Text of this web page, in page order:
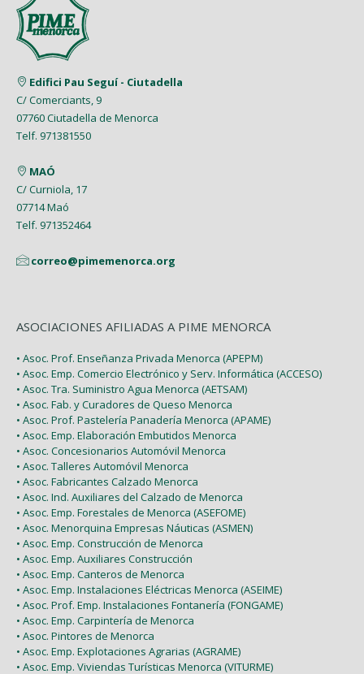
Enero (8)
Febrero (6)
Enero (7)
Marzo (9)
Febrero (4)
Enero (9)
Mayo (5)
Abril (6)
Febrero (7)
Enero (1)
Mayo (5)
Abril (8)
Marzo (5)
Febrero (1)
Enero (2)
Julio (2)
Junio (8)
Mayo (7)
Abril (4)
Febrero (6)
Enero (2)
Edifici Pau Seguí - Ciutadella
C/ Comerciants, 9
07760 Ciutadella de Menorca
Telf. 971381550
MAÓ
C/ Curniola, 17
07714 Maó
Telf. 971352464
correo@pimemenorca.org
ASOCIACIONES AFILIADAS A PIME MENORCA
• Asoc. Prof. Enseñanza Privada Menorca (APEPM)
• Asoc. Emp. Comercio Electrónico y Serv. Informática (ACCESO)
• Asoc. Tra. Suministro Agua Menorca (AETSAM)
• Asoc. Fab. y Curadores de Queso Menorca
• Asoc. Prof. Pastelería Panadería Menorca (APAME)
• Asoc. Emp. Elaboración Embutidos Menorca
• Asoc. Concesionarios Automóvil Menorca
• Asoc. Talleres Automóvil Menorca
• Asoc. Fabricantes Calzado Menorca
• Asoc. Ind. Auxiliares del Calzado de Menorca
• Asoc. Emp. Forestales de Menorca (ASEFOME)
• Asoc. Menorquina Empresas Náuticas (ASMEN)
• Asoc. Emp. Construcción de Menorca
• Asoc. Emp. Auxiliares Construcción
• Asoc. Emp. Canteros de Menorca
• Asoc. Emp. Instalaciones Eléctricas Menorca (ASEIME)
• Asoc. Prof. Emp. Instalaciones Fontanería (FONGAME)
• Asoc. Emp. Carpintería de Menorca
• Asoc. Pintores de Menorca
• Asoc. Emp. Explotaciones Agrarias (AGRAME)
• Asoc. Emp. Viviendas Turísticas Menorca (VITURME)